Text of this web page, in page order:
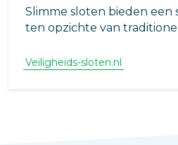
Slimme sloten bieden een
ten opzichte van
die voorheen ondenkbaar
Veiligheids-sloten.nl